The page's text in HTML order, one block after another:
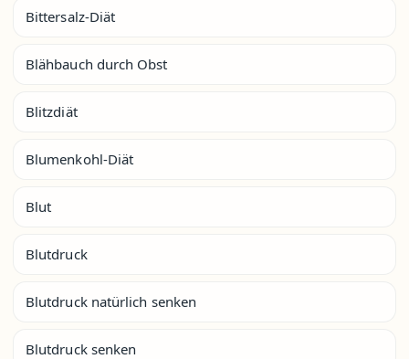
Bittersalz-Diät
Blähbauch durch Obst
Blitzdiät
Blumenkohl-Diät
Blut
Blutdruck
Blutdruck natürlich senken
Blutdruck senken